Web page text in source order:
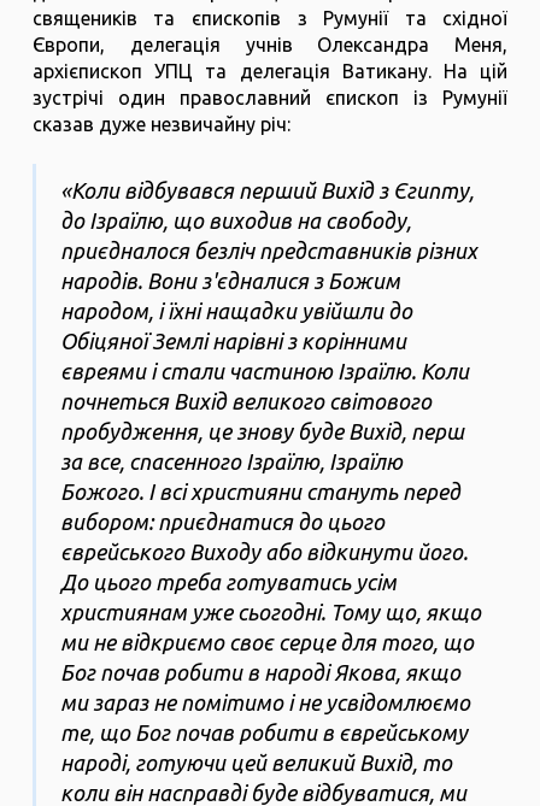
священиків та єпископів з Румунії та східної
Європи, делегація учнів Олександра Меня,
архієпископ УПЦ та делегація Ватикану. На цій
зустрічі один православний єпископ із Румунії
сказав дуже незвичайну річ:
«Коли відбувався перший Вихід з Єгипту,
до Ізраїлю, що виходив на свободу,
приєдналося безліч представників різних
народів. Вони з'єдналися з Божим
народом, і їхні нащадки увійшли до
Обіцяної Землі нарівні з корінними
євреями і стали частиною Ізраїлю. Коли
почнеться Вихід великого світового
пробудження, це знову буде Вихід, перш
за все, спасенного Ізраїлю, Ізраїлю
Божого. І всі християни стануть перед
вибором: приєднатися до цього
єврейського Виходу або відкинути його.
До цього треба готуватись усім
християнам уже сьогодні. Тому що, якщо
ми не відкриємо своє серце для того, що
Бог почав робити в народі Якова, якщо
ми зараз не помітимо і не усвідомлюємо
те, що Бог почав робити в єврейському
народі, готуючи цей великий Вихід, то
коли він насправді буде відбуватися, ми